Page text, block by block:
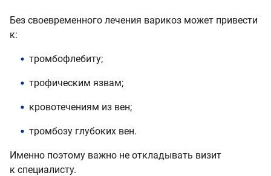
Без своевременного лечения варикоз может привести
к:
тромбофлебиту;
трофическим язвам;
кровотечениям из вен;
тромбозу глубоких вен.
Именно поэтому важно не откладывать визит
к специалисту.